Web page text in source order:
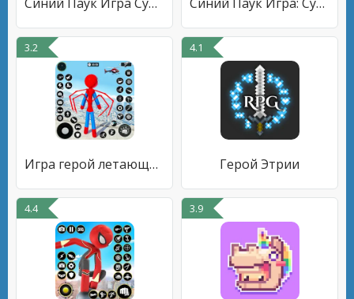
3.2
Игра герой летающего паука
4.1
Герой Этрии
4.4 3.9